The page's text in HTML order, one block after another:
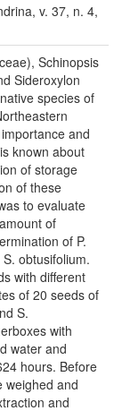
v. 37, n. 4,
Schinopsis
Sideroxylon
species of
and
known about
of storage
of these
to evaluate
of
of P.
obtusifolium.
with different
of 20 seeds of
S.
with
water and
hours. Before
weighed and
and